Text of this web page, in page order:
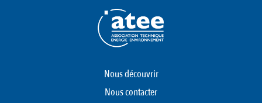
Nous découvrir
Nous contacter